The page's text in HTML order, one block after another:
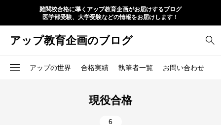
難関校合格に導くアップ教育企画がお届けするブログ
医学部受験、大学受験などの情報をお届けします！
アップ教育企画のブログ
アップの世界 合格実績 執筆者一覧 お問い合わせ
現役合格
6